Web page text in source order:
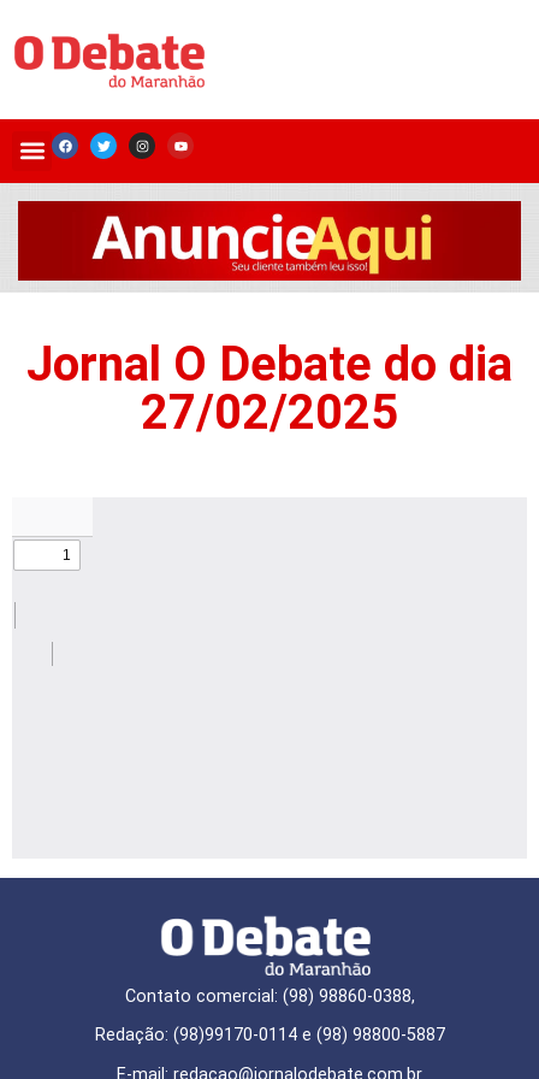
Jornal O Debate do dia
27/02/2025
Contato comercial: (98) 98860-0388,
Redação: (98)99170-0114 e (98) 98800-5887
E-mail: redaçao@jornalodebate.com.br